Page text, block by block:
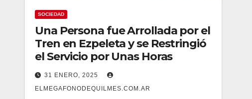
SOCIEDAD
Una Persona fue Arrollada por el
Tren en Ezpeleta y se Restringió
el Servicio por Unas Horas
31 ENERO, 2025
ELMEGAFONODEQUILMES.COM.AR